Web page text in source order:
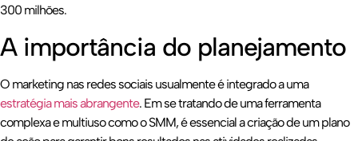
300 milhões.
A importância do planejamento
O marketing nas redes sociais usualmente é integrado a uma
estratégia mais abrangente. Em se tratando de uma ferramenta
complexa e multiuso como o SMM, é essencial a criação de um plano